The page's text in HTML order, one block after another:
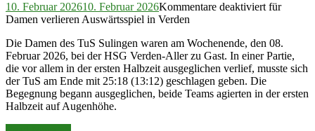
10. Februar 202610. Februar 2026Kommentare deaktiviert für
Damen verlieren Auswärtsspiel in Verden
Die Damen des TuS Sulingen waren am Wochenende, den 08.
Februar 2026, bei der HSG Verden-Aller zu Gast. In einer Partie,
die vor allem in der ersten Halbzeit ausgeglichen verlief, musste sich
der TuS am Ende mit 25:18 (13:12) geschlagen geben. Die
Begegnung begann ausgeglichen, beide Teams agierten in der ersten
Halbzeit auf Augenhöhe.